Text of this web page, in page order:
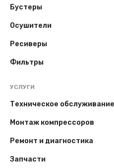
Бустеры
Осушители
Ресиверы
Фильтры
УСЛУГИ
Техническое обслуживание
Монтаж компрессоров
Ремонт и диагностика
Запчасти